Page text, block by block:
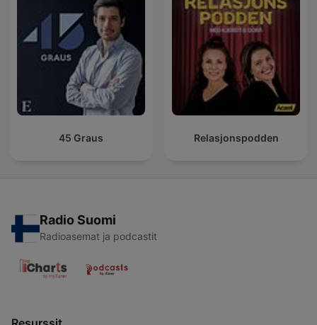
45 Graus Relasjonspodden
Radio Suomi
Radioasemat ja podcastit